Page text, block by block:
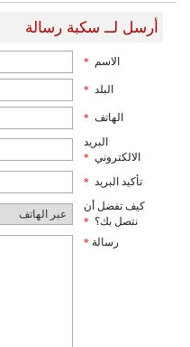
أرسل لــ سكبة رسالة
الاسم *
البلد *
الهاتف *
البريد
الالكتروني *
تأكيد البريد *
كيف تفضل أن
نتصل بك؟ *
رسالة *